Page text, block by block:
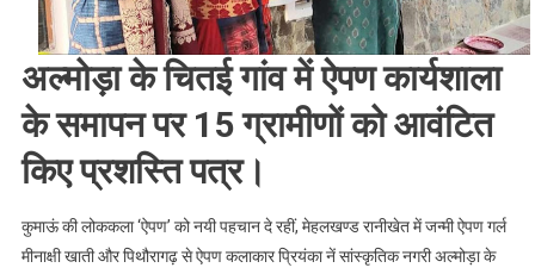
ऐपण
गर्ल’
की
कार्यशाला
अल्मोड़ा के चितई गांव में ऐपण कार्यशाला
के समापन पर 15 ग्रामीणों को आवंटित
किए प्रशस्ति पत्र।
कुमाऊं की लोककला ‘ऐपण’ को नयी पहचान दे रहीं, मेहलखण्ड रानीखेत में जन्मी ऐपण गर्ल
मीनाक्षी खाती और पिथौरागढ़ से ऐपण कलाकार प्रियंका नें सांस्कृतिक नगरी अल्मोड़ा के